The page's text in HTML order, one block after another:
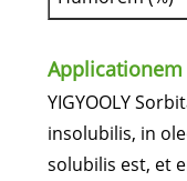
Applicationem
YIGYOOLY
insolubilis, in
solubilis est, et